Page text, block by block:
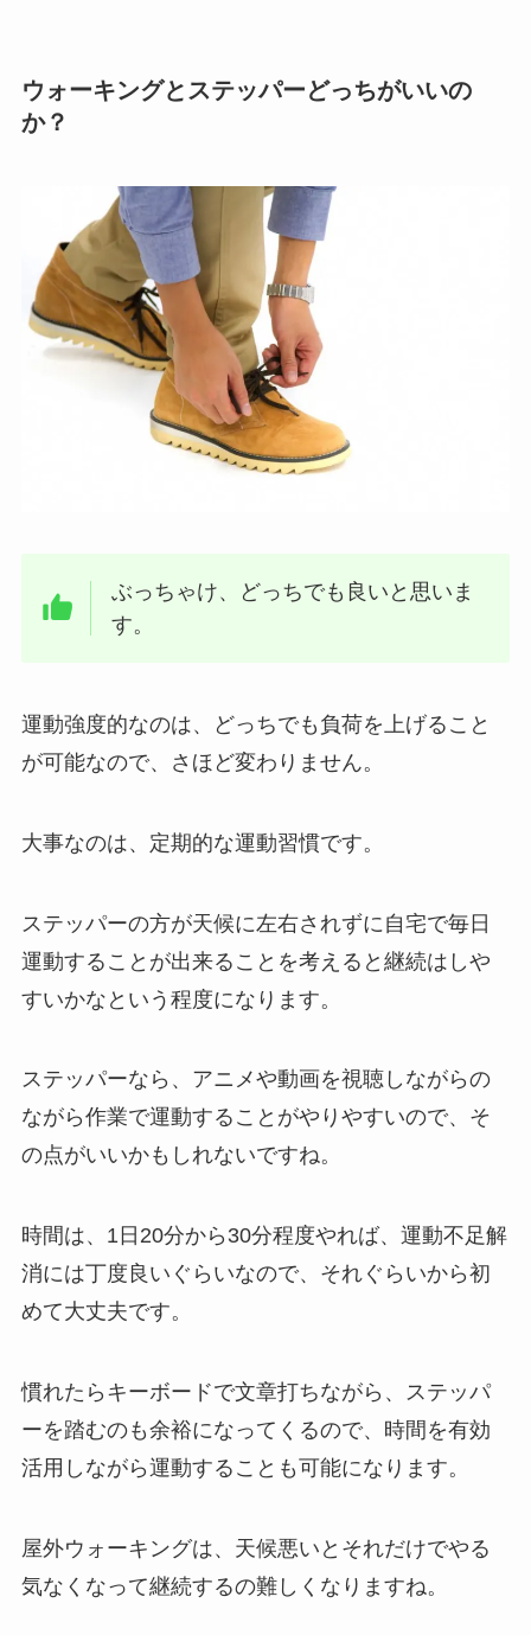
ウォーキングとステッパーどっちがいいの
か？
ぶっちゃけ、どっちでも良いと思いま
す。
運動強度的なのは、どっちでも負荷を上げること
が可能なので、さほど変わりません。
大事なのは、定期的な運動習慣です。
ステッパーの方が天候に左右されずに自宅で毎日
運動することが出来ることを考えると継続はしや
すいかなという程度になります。
ステッパーなら、アニメや動画を視聴しながらの
ながら作業で運動することがやりやすいので、そ
の点がいいかもしれないですね。
時間は、1日20分から30分程度やれば、運動不足解
消には丁度良いぐらいなので、それぐらいから初
めて大丈夫です。
慣れたらキーボードで文章打ちながら、ステッパ
ーを踏むのも余裕になってくるので、時間を有効
活用しながら運動することも可能になります。
屋外ウォーキングは、天候悪いとそれだけでやる
気なくなって継続するの難しくなりますね。